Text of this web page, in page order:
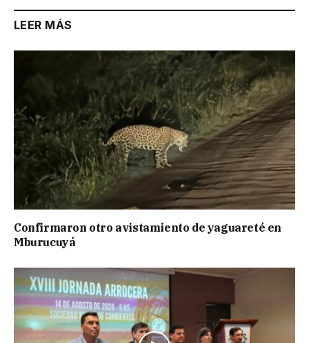
LEER MÁS
Confirmaron otro avistamiento de yaguareté en
Mburucuyá